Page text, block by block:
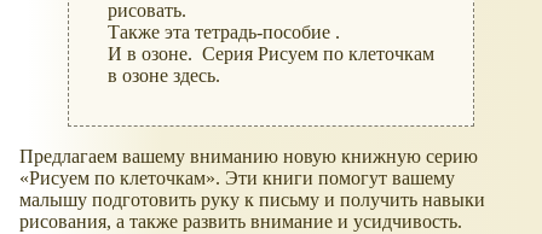
рисовать.
Также эта тетрадь-пособие .
И в озоне. Серия Рисуем по клеточкам
в озоне здесь.
Предлагаем вашему вниманию новую книжную серию
Рисуем по клеточкам . Эти книги помогут вашему
малышу подготовить руку к письму и получить навыки
рисования, а также развить внимание и усидчивость.